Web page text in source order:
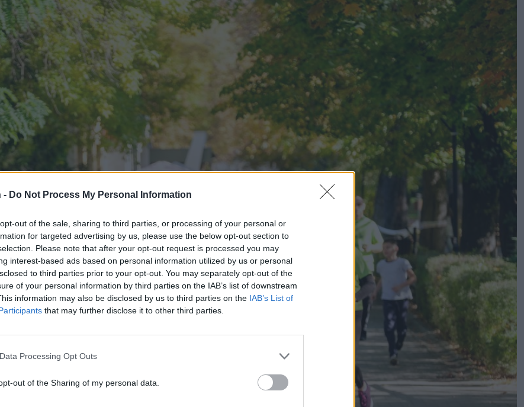
- Do Not Process My Personal Information
out of the sale, sharing to third parties, or processing of your personal or
for targeted advertising by us, please use the below opt-out section to
Please note that after your opt-out request is processed you may
interest-based ads based on personal information utilized by us or personal
to third parties prior to your opt-out. You may separately opt-out of the
of your personal information by third parties on the IAB’s list of downstream
information may also be disclosed by us to third parties on the IAB’s List of
that may further disclose it to other third parties.
Processing Opt Outs
out of the Sharing of my personal data.